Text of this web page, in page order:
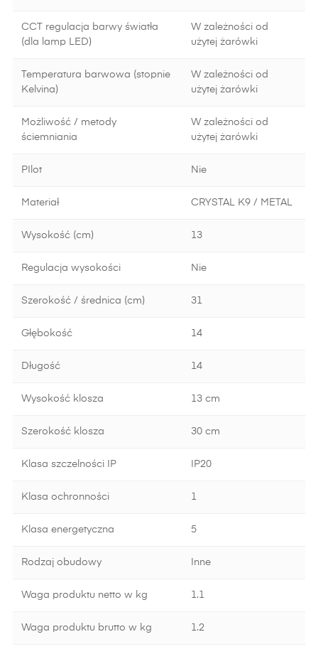
CCT regulacja barwy światła
(dla lamp LED)
W zależności od
użytej żarówki
Temperatura barwowa (stopnie
Kelvina)
W zależności od
użytej żarówki
Możliwość / metody
ściemniania
W zależności od
użytej żarówki
PIlot Nie
Materiał CRYSTAL K9 / METAL
Wysokość (cm) 13
Regulacja wysokości Nie
Szerokość / średnica (cm) 31
Głębokość 14
Długość 14
Wysokość klosza 13 cm
Szerokość klosza 30 cm
Klasa szczelności IP IP20
Klasa ochronności 1
Klasa energetyczna 5
Rodzaj obudowy Inne
Waga produktu netto w kg 1.1
Waga produktu brutto w kg 1.2